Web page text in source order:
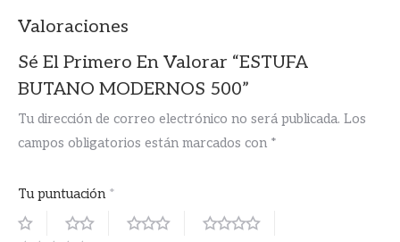
Valoraciones
Sé El Primero En Valorar “ESTUFA
BUTANO MODERNOS 500”
Tu dirección de correo electrónico no será publicada. Los
campos obligatorios están marcados con *
Tu puntuación *